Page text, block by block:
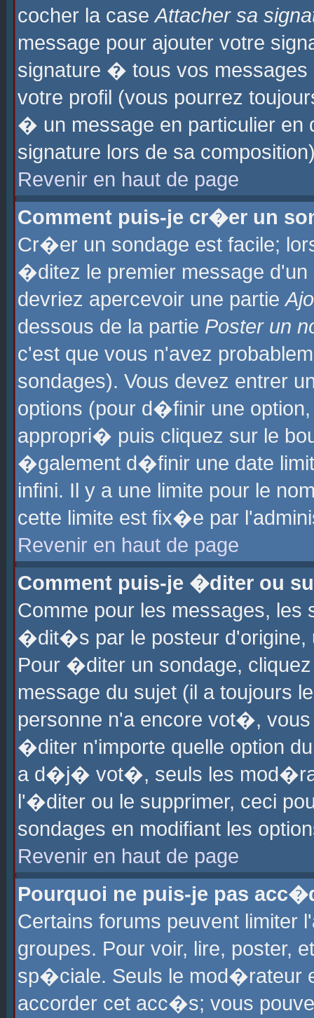
cocher la caseAttacher sa
message pour ajouter votre
signature � tous vos
votre profil (vous pourrez
� un message en particulier
signature lors de sa
Revenir en haut de page
Comment puis-je cr�er un
Cr�er un sondage est facile;
�ditez le premier message
devriez apercevoir une partie
dessous de la partie Poster un
c'est que vous n'avez
sondages). Vous devez entrer
options (pour d�finir une
appropri� puis cliquez sur le
�galement d�finir une date
infini. Il y a une limite pour le
cette limite est fix�e par
Revenir en haut de page
Comment puis-je �diter ou
Comme pour les messages,
�dit�s par le posteur d'origine,
Pour �diter un sondage,
message du sujet (il a toujours
personne n'a encore vot�,
�diter n'importe quelle option
a d�j� vot�, seuls les
l'�diter ou le supprimer, ceci
sondages en modifiant les
Revenir en haut de page
Pourquoi ne puis-je pas
Certains forums peuvent
groupes. Pour voir, lire, poster,
sp�ciale. Seuls le mod�rateur
accorder cet acc�s; vous